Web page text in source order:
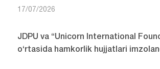
17/07/2026
JDPU va “Unicorn International
o‘rtasida hamkorlik hujjatlari